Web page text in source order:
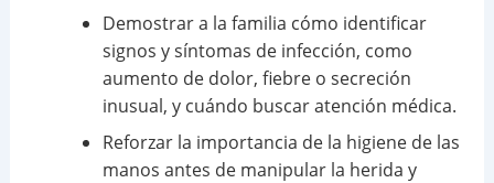
Demostrar a la familia cómo identificar
signos y síntomas de infección, como
aumento de dolor, fiebre o secreción
inusual, y cuándo buscar atención médica.
Reforzar la importancia de la higiene de las
manos antes de manipular la herida y